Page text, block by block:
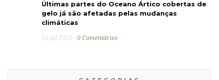
Últimas partes do Oceano Ártico cobertas de
gelo já são afetadas pelas mudanças
climáticas
01 jul 2021 0 Comentários